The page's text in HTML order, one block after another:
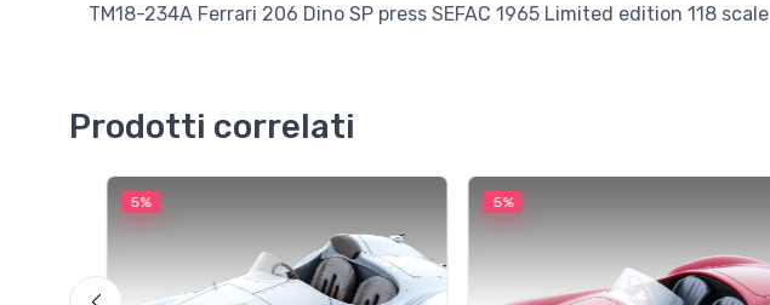
TM18-234A Ferrari 206 Dino SP press SEFAC 1965 Limited edition 118 scale
Prodotti correlati
5% 5%